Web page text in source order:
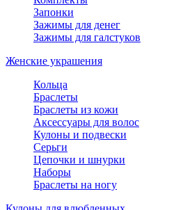
Запонки
Зажимы для денег
Зажимы для галстуков
Женские украшения
Кольца
Браслеты
Браслеты из кожи
Аксессуары для волос
Кулоны и подвески
Серьги
Цепочки и шнурки
Наборы
Браслеты на ногу